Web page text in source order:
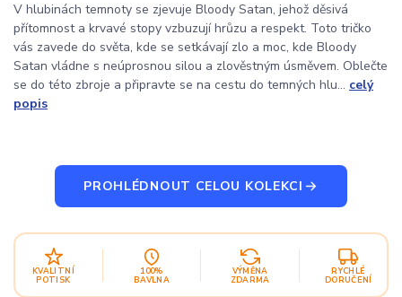
V hlubinách temnoty se zjevuje Bloody Satan, jehož děsivá
přítomnost a krvavé stopy vzbuzují hrůzu a respekt. Toto tričko
vás zavede do světa, kde se setkávají zlo a moc, kde Bloody
Satan vládne s neúprosnou silou a zlověstným úsměvem. Oblečte
se do této zbroje a připravte se na cestu do temných hlu... celý
popis
PROHLÉDNOUT CELOU KOLEKCI
KVALITNÍ
POTISK
100%
BAVLNA
VÝMĚNA
ZDARMA
RYCHLÉ
DORUČENÍ